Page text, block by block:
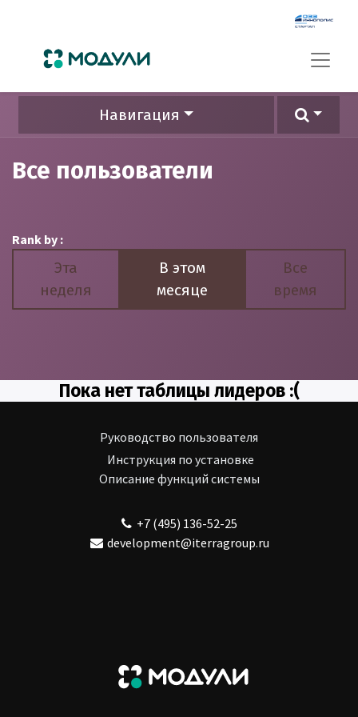
Навигация
Все пользователи
Rank by :
Эта
неделя
В этом
месяце
Все
время
Пока нет таблицы лидеров :(
Руководство пользователя
Инструкция по установке
Описание функций системы
+7 (495) 136-52-25
development@iterragroup.ru